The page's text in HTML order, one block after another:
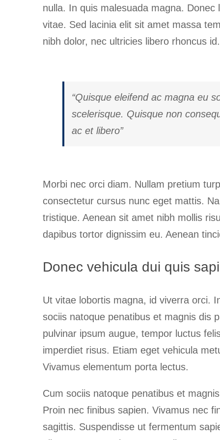
nulla. In quis malesuada magna.
vitae. Sed lacinia elit sit amet massa
nibh dolor, nec ultricies libero rhoncus
“Quisque eleifend ac magna eu
scelerisque. Quisque non
ac et libero”
Morbi nec orci diam. Nullam pretium
consectetur cursus nunc eget mattis.
tristique. Aenean sit amet nibh mollis
dapibus tortor dignissim eu. Aenean
Donec vehicula dui quis
Ut vitae lobortis magna, id viverra orci.
sociis natoque penatibus et magnis dis
pulvinar ipsum augue, tempor luctus
imperdiet risus. Etiam eget vehicula
Vivamus elementum porta lectus.
Cum sociis natoque penatibus et
Proin nec finibus sapien. Vivamus nec
sagittis. Suspendisse ut fermentum